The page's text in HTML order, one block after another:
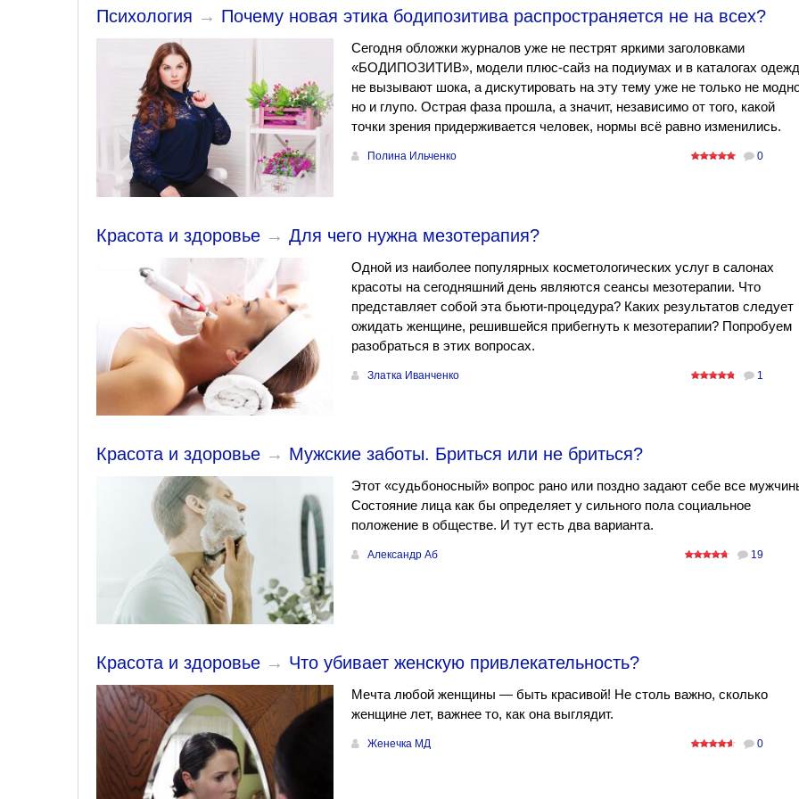
Психология → Почему новая этика бодипозитива распространяется не на всех?
Сегодня обложки журналов уже не пестрят яркими заголовками
«БОДИПОЗИТИВ», модели плюс-сайз на подиумах и в каталогах
не вызывают шока, а дискутировать на эту тему уже не только не
но и глупо. Острая фаза прошла, а значит, независимо от того, какой
точки зрения придерживается человек, нормы всё равно изменились.
Полина Ильченко 0
Красота и здоровье → Для чего нужна мезотерапия?
Одной из наиболее популярных косметологических услуг в салонах
красоты на сегодняшний день являются сеансы мезотерапии. Что
представляет собой эта бьюти-процедура? Каких результатов следует
ожидать женщине, решившейся прибегнуть к мезотерапии? Попробуем
разобраться в этих вопросах.
Златка Иванченко 1
Красота и здоровье → Мужские заботы. Бриться или не бриться?
Этот «судьбоносный» вопрос рано или поздно задают себе все
Состояние лица как бы определяет у сильного пола социальное
положение в обществе. И тут есть два варианта.
Александр Аб 19
Красота и здоровье → Что убивает женскую привлекательность?
Мечта любой женщины — быть красивой! Не столь важно, сколько
женщине лет, важнее то, как она выглядит.
Женечка МД 0